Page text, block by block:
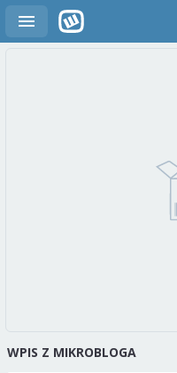
WPIS Z MIKROBLOGA